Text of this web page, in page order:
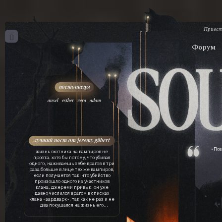
Форум
лучший пост от jeremy gilbert
жизнь охотника на вампиров не
проста. хотя бы потому, что убивая
одного, наживаешь себе врагов в три
раза больше в лице тех же вампиров,
если получается так, что убийство
произошло одного из участников
клана. джереми привык. он уже
давно числился врагом в списках
клана «аардварк», так как не раз и не
два покушался на жизнь его
убивал свои цели, особенно, если это
ansel ,esther, vera, adam